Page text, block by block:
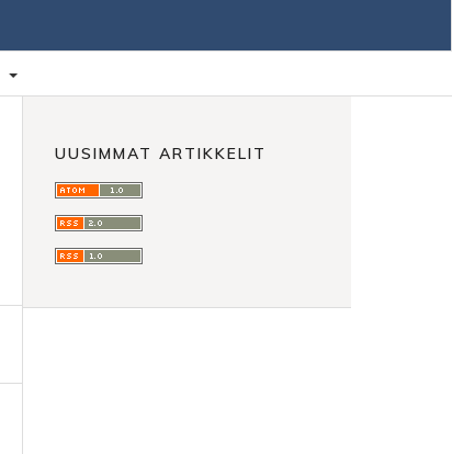
UUSIMMAT ARTIKKELIT